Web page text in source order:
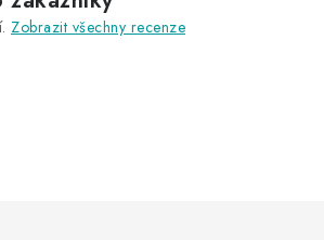
Zobrazit všechny recenze